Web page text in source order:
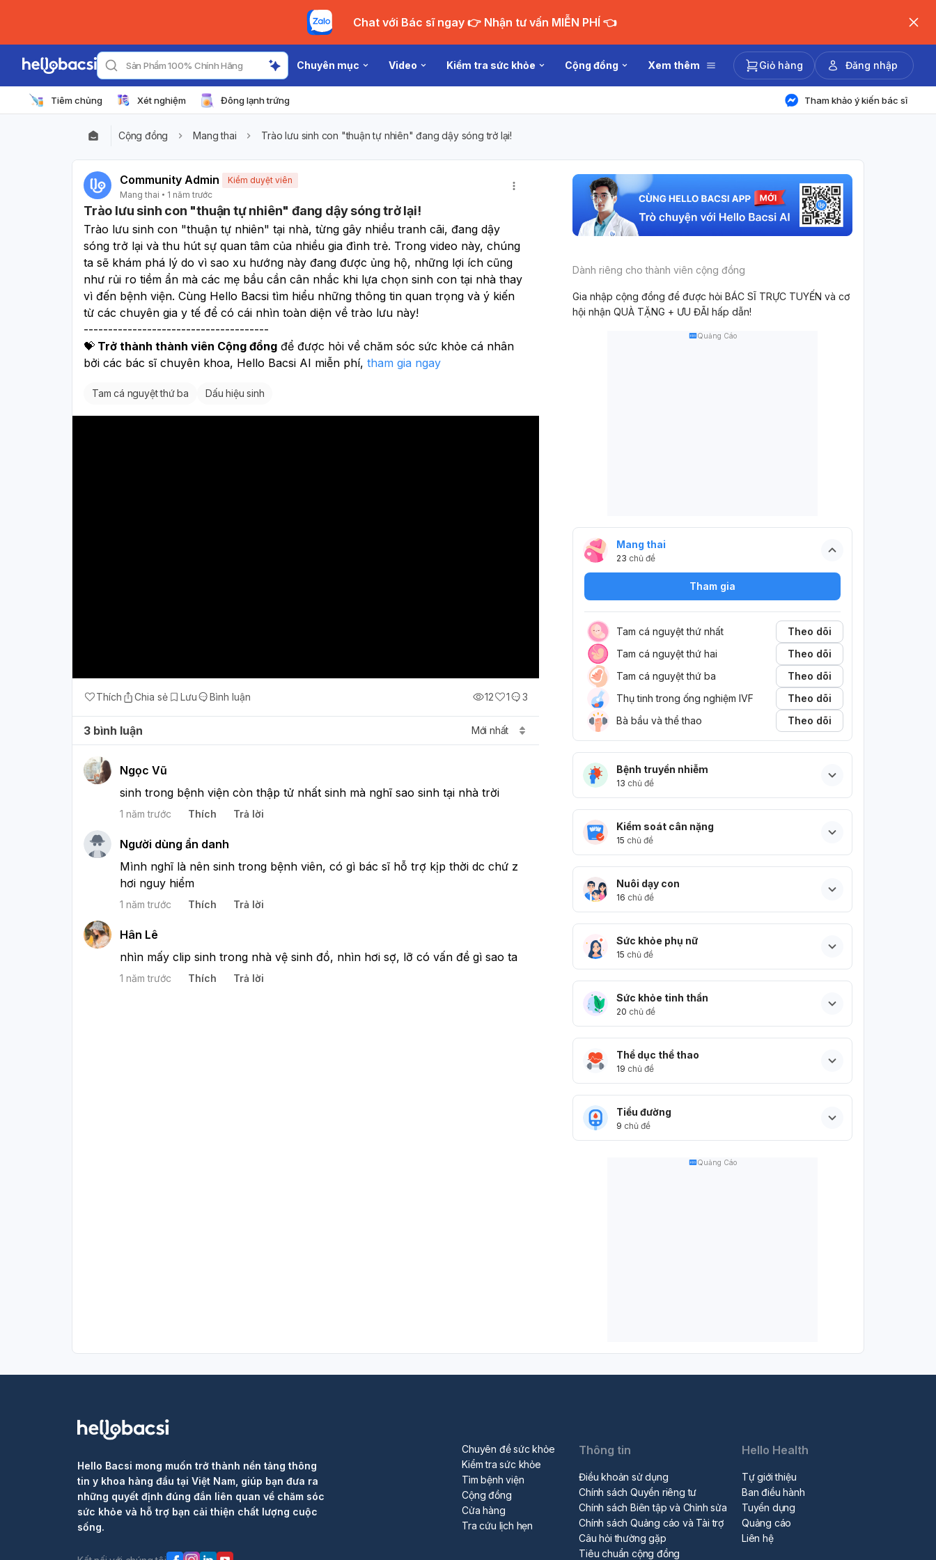
Chat với Bác sĩ ngay 👉 Nhận tư vấn MIỄN PHÍ 👈
Sản Phẩm 100% Chính Hãng Chuyên mục Video Kiểm tra sức khỏe Cộng đồng Xem thêm Giỏ hàng Đăng nhập
Tiêm chủng Xét nghiệm Đông lạnh trứng Tham khảo ý kiến bác sĩ
Cộng đồng Mang thai Trào lưu sinh con "thuận tự nhiên" đang dậy sóng trở lại!
Community Admin
Kiểm duyệt viên
Mang thai
1 năm trước
Trào lưu sinh con "thuận tự nhiên" đang dậy sóng trở lại!
Trào lưu sinh con "thuận tự nhiên" tại nhà, từng gây nhiều tranh cãi, đang dậy
sóng trở lại và thu hút sự quan tâm của nhiều gia đình trẻ. Trong video này, chúng
ta sẽ khám phá lý do vì sao xu hướng này đang được ủng hộ, những lợi ích cũng
như rủi ro tiềm ẩn mà các mẹ bầu cần cân nhắc khi lựa chọn sinh con tại nhà thay
vì đến bệnh viện. Cùng Hello Bacsi tìm hiểu những thông tin quan trọng và ý kiến
từ các chuyên gia y tế để có cái nhìn toàn diện về trào lưu này!
--------------------------------------
💝 Trở thành thành viên Cộng đồng để được hỏi về chăm sóc sức khỏe cá nhân
bởi các bác sĩ chuyên khoa, Hello Bacsi AI miễn phí, tham gia ngay
Tam cá nguyệt thứ ba Dấu hiệu sinh
Thích Chia sẻ Lưu Bình luận 12 1 3
3 bình luận Mới nhất
Ngọc Vũ
sinh trong bệnh viện còn thập tử nhất sinh mà nghĩ sao sinh tại nhà trời
1 năm trước Thích Trả lời
Người dùng ẩn danh
Mình nghĩ là nên sinh trong bệnh viên, có gì bác sĩ hỗ trợ kịp thời dc chứ z
hơi nguy hiểm
1 năm trước Thích Trả lời
Hân Lê
nhìn mấy clip sinh trong nhà vệ sinh đồ, nhìn hơi sợ, lỡ có vấn đề gì sao ta
1 năm trước Thích Trả lời
Dành riêng cho thành viên cộng đồng
Gia nhập cộng đồng để được hỏi BÁC SĨ TRỰC TUYẾN và cơ
hội nhận QUÀ TẶNG + ƯU ĐÃI hấp dẫn!
Quảng Cáo
Mang thai
23 chủ đề
Tham gia
Tam cá nguyệt thứ nhất
Theo dõi
Tam cá nguyệt thứ hai
Theo dõi
Tam cá nguyệt thứ ba
Theo dõi
Thụ tinh trong ống nghiệm IVF
Theo dõi
Bà bầu và thể thao
Theo dõi
Bệnh truyền nhiễm
13 chủ đề
Kiểm soát cân nặng
15 chủ đề
Nuôi dạy con
16 chủ đề
Sức khỏe phụ nữ
15 chủ đề
Sức khỏe tinh thần
20 chủ đề
Thể dục thể thao
19 chủ đề
Tiểu đường
9 chủ đề
Quảng Cáo
Hello Bacsi mong muốn trở thành nền tảng thông
tin y khoa hàng đầu tại Việt Nam, giúp bạn đưa ra
những quyết định đúng đắn liên quan về chăm sóc
sức khỏe và hỗ trợ bạn cải thiện chất lượng cuộc
sống.
Chuyên đề sức khỏe
Kiểm tra sức khỏe
Tìm bệnh viện
Cộng đồng
Cửa hàng
Tra cứu lịch hẹn
Thông tin
Điều khoản sử dụng
Chính sách Quyền riêng tư
Chính sách Biên tập và Chỉnh sửa
Chính sách Quảng cáo và Tài trợ
Câu hỏi thường gặp
Tiêu chuẩn cộng đồng
Hello Health
Tự giới thiệu
Ban điều hành
Tuyển dụng
Quảng cáo
Liên hệ